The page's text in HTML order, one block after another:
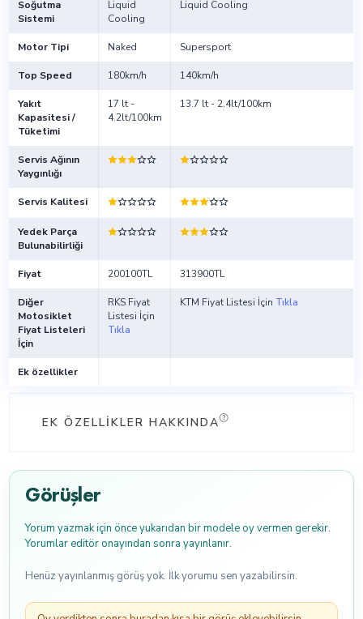
Soğutma
Sistemi
Liquid
Cooling
Liquid Cooling
Motor Tipi Naked Supersport
Top Speed 180km/h 140km/h
Yakıt
Kapasitesi /
Tüketimi
17 lt -
4.2lt/100km
13.7 lt - 2.4lt/100km
Servis Ağının
Yaygınlığı
Servis Kalitesi
Yedek Parça
Bulunabilirliği
Fiyat 200100TL 313900TL
Diğer
Motosiklet
Fiyat Listeleri
İçin
RKS Fiyat
Listesi İçin
Tıkla
KTM Fiyat Listesi İçin Tıkla
Ek özellikler
EK ÖZELLIKLER HAKKINDA
Görüşler
Yorum yazmak için önce yukarıdan bir modele oy vermen gerekir.
Yorumlar editör onayından sonra yayınlanır.
Henüz yayınlanmış görüş yok. İlk yorumu sen yazabilirsin.